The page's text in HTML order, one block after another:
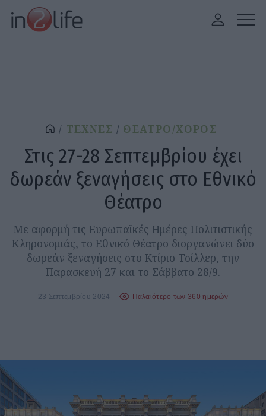
ΤΕΧΝΕΣ ΘΕΑΤΡΟ/ΧΟΡΟΣ
Στις 27-28 Σεπτεμβρίου έχει
δωρεάν ξεναγήσεις στο Εθνικό
Θέατρο
Με αφορμή τις Ευρωπαϊκές Ημέρες Πολιτιστικής
Κληρονομιάς, το Εθνικό Θέατρο διοργανώνει δύο
δωρεάν ξεναγήσεις στο Κτίριο Τσίλλερ, την
Παρασκευή 27 και το Σάββατο 28/9.
23 Σεπτεμβρίου 2024 Παλαιότερο των 360 ημερών